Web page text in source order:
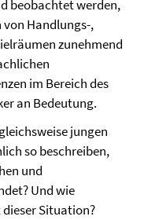
beobachtet werden,
Handlungs-,
zunehmend
im Bereich des
an Bedeutung.
jungen
so beschreiben,
und
Und wie
Situation?